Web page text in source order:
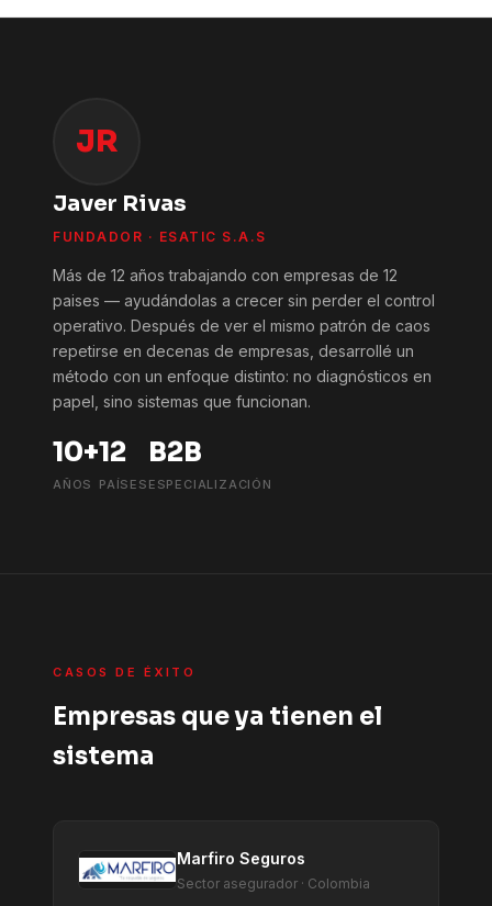
JR
Javer Rivas
FUNDADOR · ESATIC S.A.S
Más de 12 años trabajando con empresas de 12
paises — ayudándolas a crecer sin perder el control
operativo. Después de ver el mismo patrón de caos
repetirse en decenas de empresas, desarrollé un
método con un enfoque distinto: no diagnósticos en
papel, sino sistemas que funcionan.
10+
AÑOS
12
PAÍSES
B2B
ESPECIALIZACIÓN
CASOS DE ÉXITO
Empresas que ya tienen el
sistema
Marfiro Seguros
Sector asegurador · Colombia